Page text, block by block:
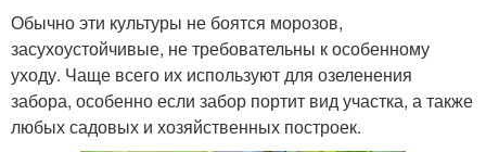
Обычно эти культуры не боятся морозов,
засухоустойчивые, не требовательны к особенному
уходу. Чаще всего их используют для озеленения
забора, особенно если забор портит вид участка, а также
любых садовых и хозяйственных построек.